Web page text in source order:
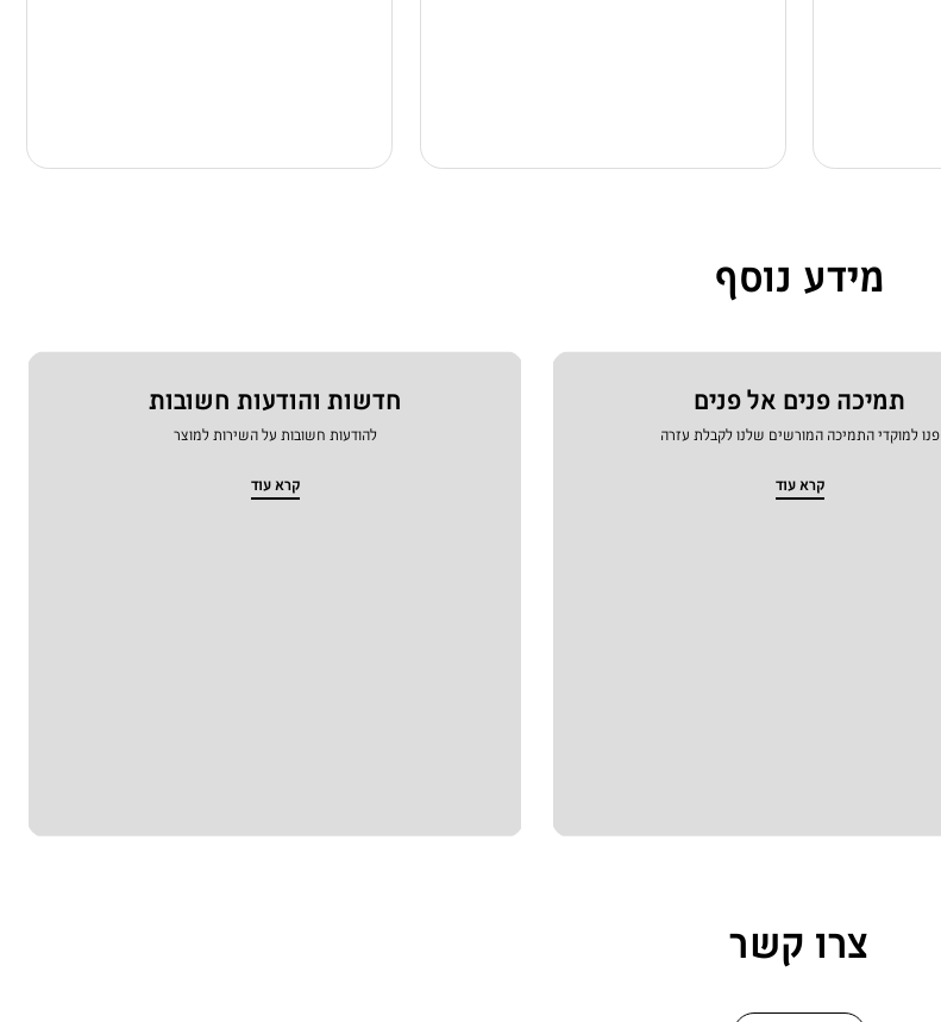
מידע נוסף
תמיכה פנים אל פנים
פנו למוקדי התמיכה המורשים שלנו לקבלת עזרה
קרא עוד
חדשות והודעות חשובות
להודעות חשובות על השירות למוצר
קרא עוד
צרו קשר